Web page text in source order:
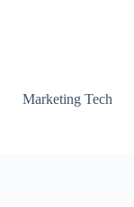
Marketing Tech